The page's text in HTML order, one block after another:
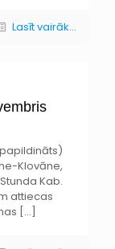
Lasīt vairāk...
Klovāne,
Kab.
attiecas
[…]